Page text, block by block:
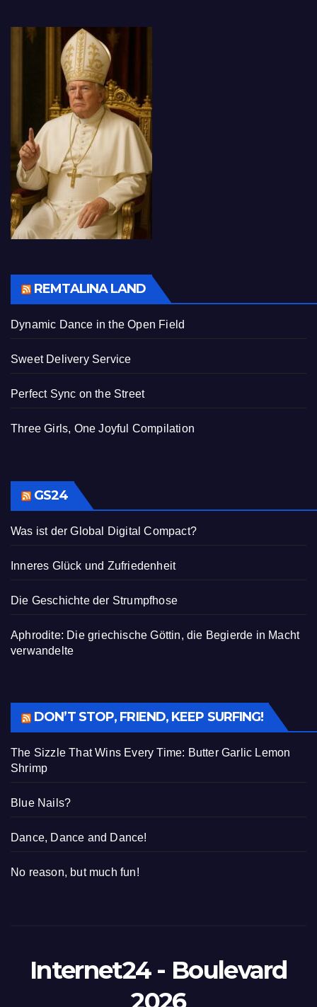
REMTALINA LAND
Dynamic Dance in the Open Field
Sweet Delivery Service
Perfect Sync on the Street
Three Girls, One Joyful Compilation
GS24
Was ist der Global Digital Compact?
Inneres Glück und Zufriedenheit
Die Geschichte der Strumpfhose
Aphrodite: Die griechische Göttin, die Begierde in Macht
verwandelte
DON’T STOP, FRIEND, KEEP SURFING!
The Sizzle That Wins Every Time: Butter Garlic Lemon
Shrimp
Blue Nails?
Dance, Dance and Dance!
No reason, but much fun!
Internet24 - Boulevard